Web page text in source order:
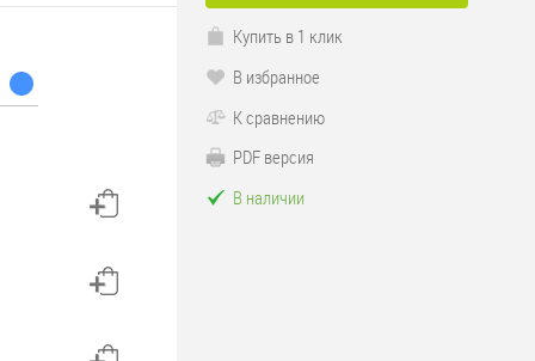
Купить в 1 клик
В избранное
К сравнению
PDF версия
В наличии